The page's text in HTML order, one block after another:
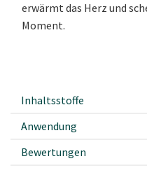
erwärmt das Herz und
Moment.
Inhaltsstoffe
Anwendung
Bewertungen